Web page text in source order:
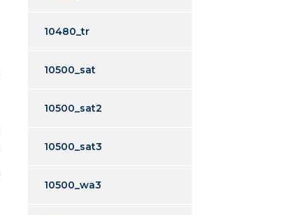
10480_tr
10500_sat
10500_sat2
10500_sat3
10500_wa3